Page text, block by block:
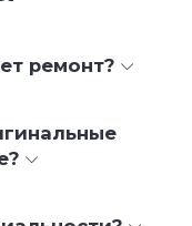
ремонт?